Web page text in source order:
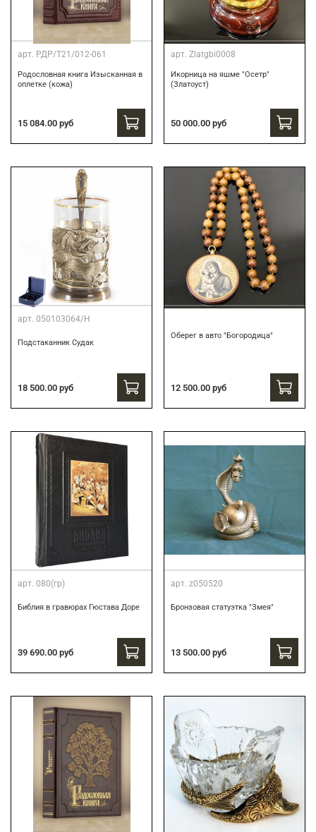
арт. РДР/Т21/012-061
Родословная книга Изысканная в
оплетке (кожа)
15 084.00 руб
арт. Zlatgbi0008
Икорница на яшме "Осетр"
(Златоуст)
50 000.00 руб
арт. 050103064/Н
Подстаканник Судак
18 500.00 руб
Оберег в авто "Богородица"
12 500.00 руб
арт. 080(гр)
Библия в гравюрах Гюстава Доре
39 690.00 руб
арт. z050520
Бронзовая статуэтка "Змея"
13 500.00 руб